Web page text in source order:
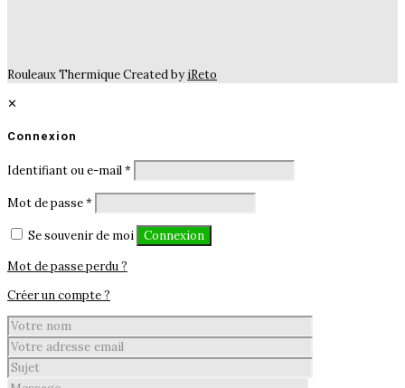
Rouleaux Thermique Created by iReto
✕
Connexion
Identifiant ou e-mail*
Mot de passe*
Se souvenir de moi
Connexion
Mot de passe perdu ?
Créer un compte ?